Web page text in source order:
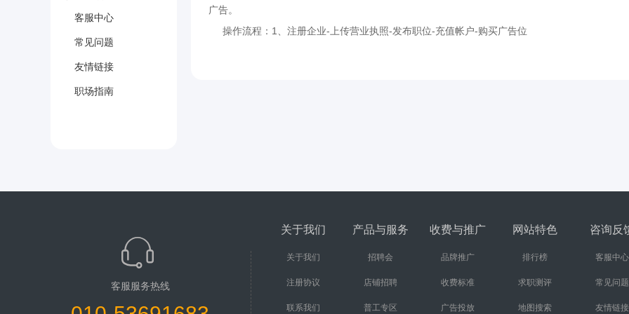
客服中心
常见问题
友情链接
职场指南
广告。
操作流程：1、注册企业-上传营业执照-发布职位-充值帐户-购买广告位
客服服务热线
关于我们
关于我们
注册协议
联系我们
产品与服务
招聘会
店铺招聘
普工专区
收费与推广
品牌推广
收费标准
广告投放
网站特色
排行榜
求职测评
地图搜索
咨询反
客服中心
常见问题
友情链接